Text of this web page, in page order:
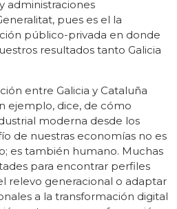
administraciones
pues es el la
público-privada en donde
resultados tanto Galicia
entre Galicia y Cataluña
ejemplo, dice, de cómo
moderna desde los
de nuestras economías no es
es también humano. Muchas
para encontrar perfiles
relevo generacional o adaptar
a la transformación digital